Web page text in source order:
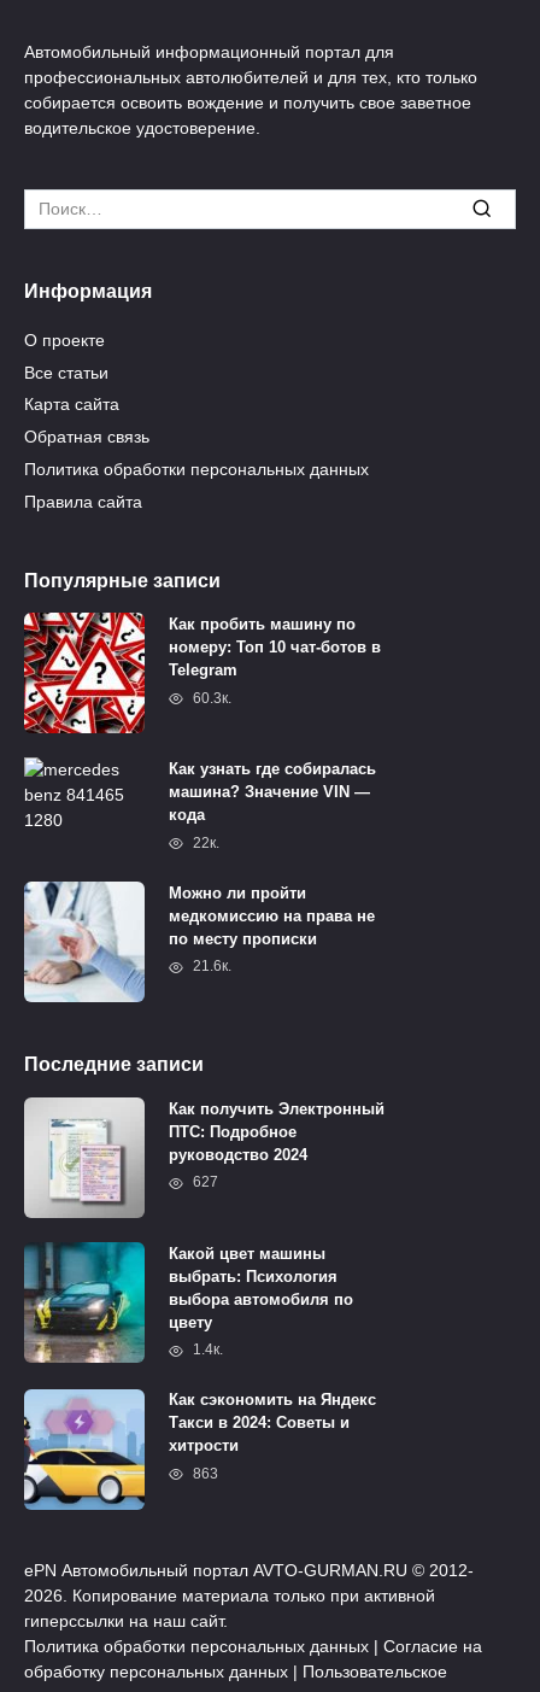
Автомобильный информационный портал для
профессиональных автолюбителей и для тех, кто только
собирается освоить вождение и получить свое заветное
водительское удостоверение.
Search
for:
Информация
О проекте
Все статьи
Карта сайта
Обратная связь
Политика обработки персональных данных
Правила сайта
Популярные записи
Как пробить машину по
номеру: Топ 10 чат-ботов в
Telegram
60.3к.
Как узнать где собиралась
машина? Значение VIN —
кода
22к.
Можно ли пройти
медкомиссию на права не
по месту прописки
21.6к.
Последние записи
Как получить Электронный
ПТС: Подробное
руководство 2024
627
Какой цвет машины
выбрать: Психология
выбора автомобиля по
цвету
1.4к.
Как сэкономить на Яндекс
Такси в 2024: Советы и
хитрости
863
ePN Автомобильный портал AVTO-GURMAN.RU © 2012-
2026. Копирование материала только при активной
гиперссылки на наш сайт.
Политика обработки персональных данных | Согласие на
обработку персональных данных | Пользовательское